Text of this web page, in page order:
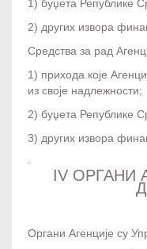
1) буџета Републике
2) других извора
Средства за рад
1) прихода које
из своје надлежности;
2) буџета Републике
3) других извора
IV ОРГАНИ
Органи Агенције су